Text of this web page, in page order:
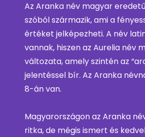
Az Aranka név magyar
szóból származik, ami a
értéket jelképezheti. A név
vannak, hiszen az Aurelia név
változata, amely szintén az
jelentéssel bír. Az Aranka
8-án van.
Magyarországon az Aranka
ritka, de mégis ismert és